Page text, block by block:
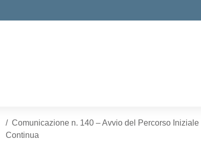
Comunicazione n. 140 – Avvio del Percorso
Continua